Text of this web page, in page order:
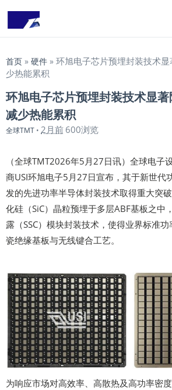
首页 » 硬件 » 环旭电子芯片预埋封装技术
少热能累积
环旭电子芯片预埋封装技术显著
减少热能累积
全球TMT • 2月前 600浏览
（全球TMT2026年5月27日讯）全球电子
商USI环旭电子5月27日宣布，其于新世代
发的先进功率半导体封装技术取得重大突
化硅（SiC）晶粒预埋于多层ABF基板之中
露（SSC）模块封装技术，使得业界标准
瓷绝缘基板与无线键合工艺。
为响应市场对高效率、高散热及高功率密